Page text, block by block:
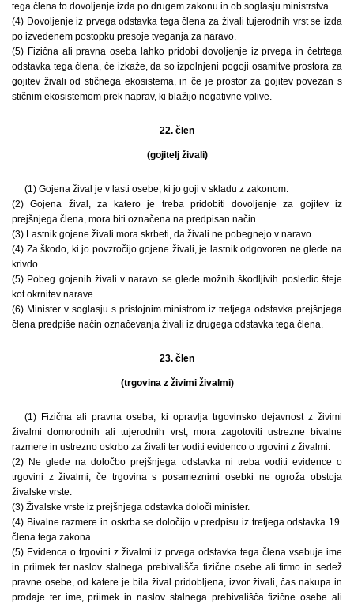
tega člena to dovoljenje izda po drugem zakonu in ob soglasju ministrstva.
(4) Dovoljenje iz prvega odstavka tega člena za živali tujerodnih vrst se izda
po izvedenem postopku presoje tveganja za naravo.
(5) Fizična ali pravna oseba lahko pridobi dovoljenje iz prvega in četrtega
odstavka tega člena, če izkaže, da so izpolnjeni pogoji osamitve prostora za
gojitev živali od stičnega ekosistema, in če je prostor za gojitev povezan s
stičnim ekosistemom prek naprav, ki blažijo negativne vplive.
22. člen
(gojitelj živali)
(1) Gojena žival je v lasti osebe, ki jo goji v skladu z zakonom.
(2) Gojena žival, za katero je treba pridobiti dovoljenje za gojitev iz
prejšnjega člena, mora biti označena na predpisan način.
(3) Lastnik gojene živali mora skrbeti, da živali ne pobegnejo v naravo.
(4) Za škodo, ki jo povzročijo gojene živali, je lastnik odgovoren ne glede na
krivdo.
(5) Pobeg gojenih živali v naravo se glede možnih škodljivih posledic šteje
kot okrnitev narave.
(6) Minister v soglasju s pristojnim ministrom iz tretjega odstavka prejšnjega
člena predpiše način označevanja živali iz drugega odstavka tega člena.
23. člen
(trgovina z živimi živalmi)
(1) Fizična ali pravna oseba, ki opravlja trgovinsko dejavnost z živimi
živalmi domorodnih ali tujerodnih vrst, mora zagotoviti ustrezne bivalne
razmere in ustrezno oskrbo za živali ter voditi evidenco o trgovini z živalmi.
(2) Ne glede na določbo prejšnjega odstavka ni treba voditi evidence o
trgovini z živalmi, če trgovina s posameznimi osebki ne ogroža obstoja
živalske vrste.
(3) Živalske vrste iz prejšnjega odstavka določi minister.
(4) Bivalne razmere in oskrba se določijo v predpisu iz tretjega odstavka 19.
člena tega zakona.
(5) Evidenca o trgovini z živalmi iz prvega odstavka tega člena vsebuje ime
in priimek ter naslov stalnega prebivališča fizične osebe ali firmo in sedež
pravne osebe, od katere je bila žival pridobljena, izvor živali, čas nakupa in
prodaje ter ime, priimek in naslov stalnega prebivališča fizične osebe ali